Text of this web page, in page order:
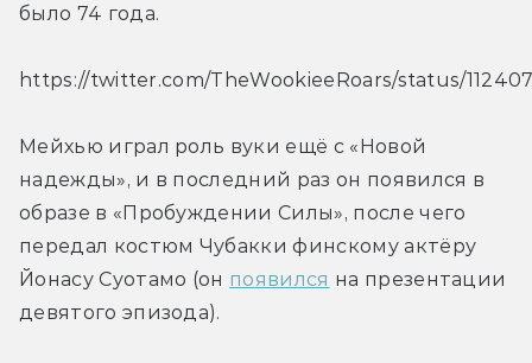
было 74 года.
https://twitter.com/TheWookieeRoars/status/
Мейхью играл роль вуки ещё с «Новой
надежды», и в последний раз он появился в
образе в «Пробуждении Силы», после чего
передал костюм Чубакки финскому актёру
Йонасу Суотамо (он появился на презентации
девятого эпизода).